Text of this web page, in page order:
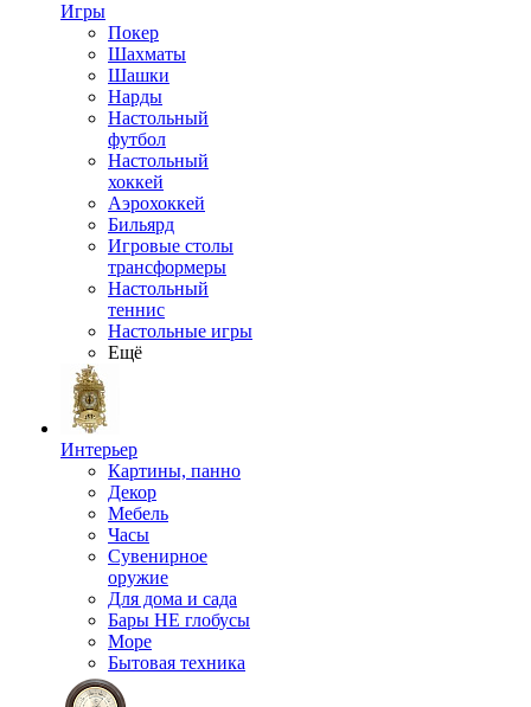
Игры
Покер
Шахматы
Шашки
Нарды
Настольный
футбол
Настольный
хоккей
Аэрохоккей
Бильярд
Игровые столы
трансформеры
Настольный
теннис
Настольные игры
Ещё
Интерьер
Картины, панно
Декор
Мебель
Часы
Сувенирное
оружие
Для дома и сада
Бары НЕ глобусы
Море
Бытовая техника